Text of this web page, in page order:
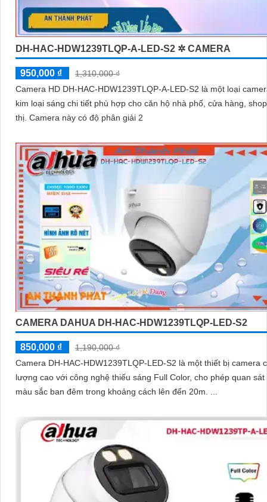
DH-HAC-HDW1239TLQP-A-LED-S2 ✲ CAMERA
950,000 ₫
1,310,000 ₫
Camera HD DH-HAC-HDW1239TLQP-A-LED-S2 là một loại
kim loại sáng chi tiết phù hợp cho căn hộ nhà phố, cửa hàng,
thị. Camera này có độ phân giải 2
CAMERA DAHUA DH-HAC-HDW1239TLQP-LED-S2
850,000 ₫
1,190,000 ₫
Camera DH-HAC-HDW1239TLQP-LED-S2 là một thiết bị camera
lượng cao với công nghệ thiếu sáng Full Color, cho phép quan sát
màu sắc ban đêm trong khoảng cách lên đến 20m. ...